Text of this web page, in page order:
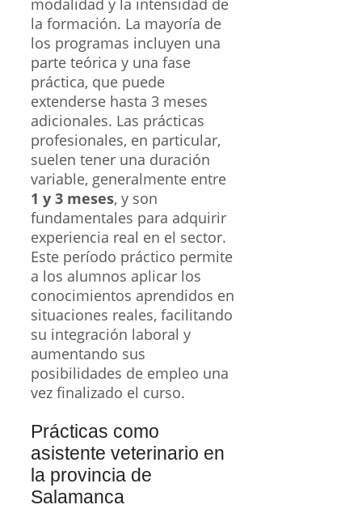
modalidad y la intensidad de
la formación. La mayoría de
los programas incluyen una
parte teórica y una fase
práctica, que puede
extenderse hasta 3 meses
adicionales. Las prácticas
profesionales, en particular,
suelen tener una duración
variable, generalmente entre
1 y 3 meses, y son
fundamentales para adquirir
experiencia real en el sector.
Este período práctico permite
a los alumnos aplicar los
conocimientos aprendidos en
situaciones reales, facilitando
su integración laboral y
aumentando sus
posibilidades de empleo una
vez finalizado el curso.
Prácticas como
asistente veterinario en
la provincia de
Salamanca